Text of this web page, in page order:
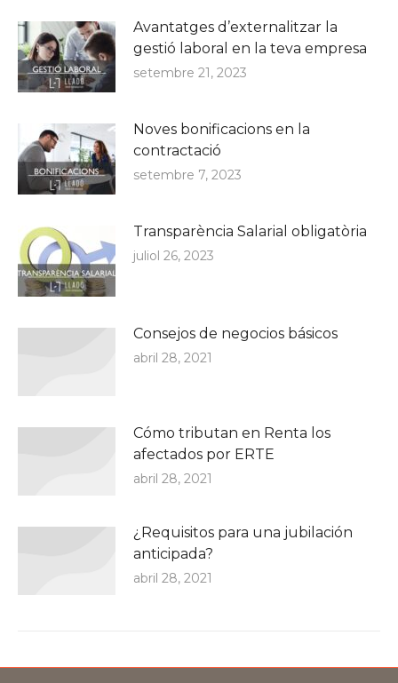
Avantatges d’externalitzar la
gestió laboral en la teva empresa
setembre 21, 2023
Noves bonificacions en la
contractació
setembre 7, 2023
Transparència Salarial obligatòria
juliol 26, 2023
Consejos de negocios básicos
abril 28, 2021
Cómo tributan en Renta los
afectados por ERTE
abril 28, 2021
¿Requisitos para una jubilación
anticipada?
abril 28, 2021